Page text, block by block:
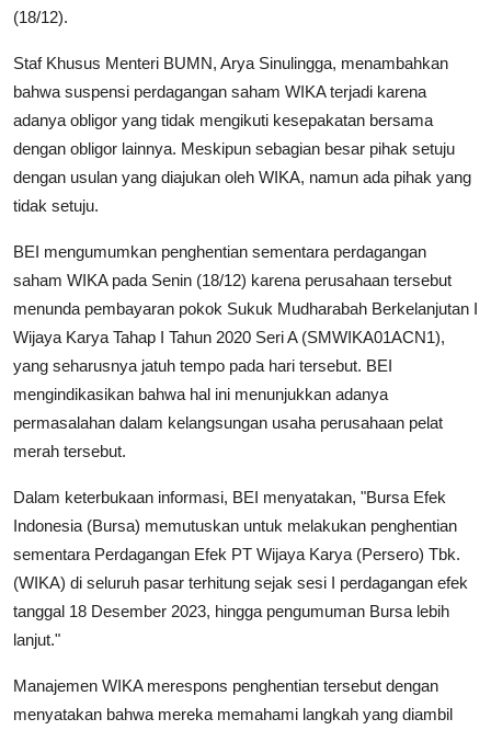
(18/12).
Staf Khusus Menteri BUMN, Arya Sinulingga, menambahkan
bahwa suspensi perdagangan saham WIKA terjadi karena
adanya obligor yang tidak mengikuti kesepakatan bersama
dengan obligor lainnya. Meskipun sebagian besar pihak setuju
dengan usulan yang diajukan oleh WIKA, namun ada pihak yang
tidak setuju.
BEI mengumumkan penghentian sementara perdagangan
saham WIKA pada Senin (18/12) karena perusahaan tersebut
menunda pembayaran pokok Sukuk Mudharabah Berkelanjutan I
Wijaya Karya Tahap I Tahun 2020 Seri A (SMWIKA01ACN1),
yang seharusnya jatuh tempo pada hari tersebut. BEI
mengindikasikan bahwa hal ini menunjukkan adanya
permasalahan dalam kelangsungan usaha perusahaan pelat
merah tersebut.
Dalam keterbukaan informasi, BEI menyatakan, "Bursa Efek
Indonesia (Bursa) memutuskan untuk melakukan penghentian
sementara Perdagangan Efek PT Wijaya Karya (Persero) Tbk.
(WIKA) di seluruh pasar terhitung sejak sesi I perdagangan efek
tanggal 18 Desember 2023, hingga pengumuman Bursa lebih
lanjut."
Manajemen WIKA merespons penghentian tersebut dengan
menyatakan bahwa mereka memahami langkah yang diambil